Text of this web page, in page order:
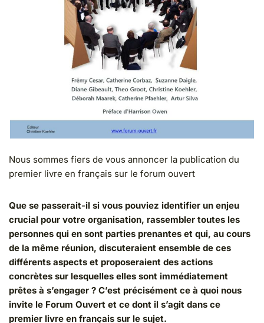
Nous sommes fiers de vous annoncer la publication du
premier livre en français sur le forum ouvert
Que se passerait-il si vous pouviez identifier un enjeu
crucial pour votre organisation, rassembler toutes les
personnes qui en sont parties prenantes et qui, au cours
de la même réunion, discuteraient ensemble de ces
différents aspects et proposeraient des actions
concrètes sur lesquelles elles sont immédiatement
prêtes à s’engager ? C’est précisément ce à quoi nous
invite le Forum Ouvert et ce dont il s’agit dans ce
premier livre en français sur le sujet.